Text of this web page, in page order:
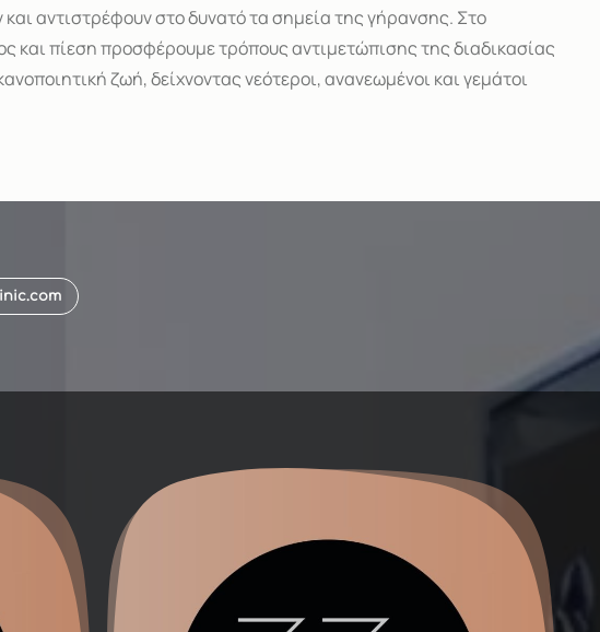
αντιστρέφουν στο δυνατό τα σημεία της γήρανσης. Στο
και πίεση προσφέρουμε τρόπους αντιμετώπισης της διαδικασίας
ζωή, δείχνοντας νεότεροι, ανανεωμένοι και γεμάτοι